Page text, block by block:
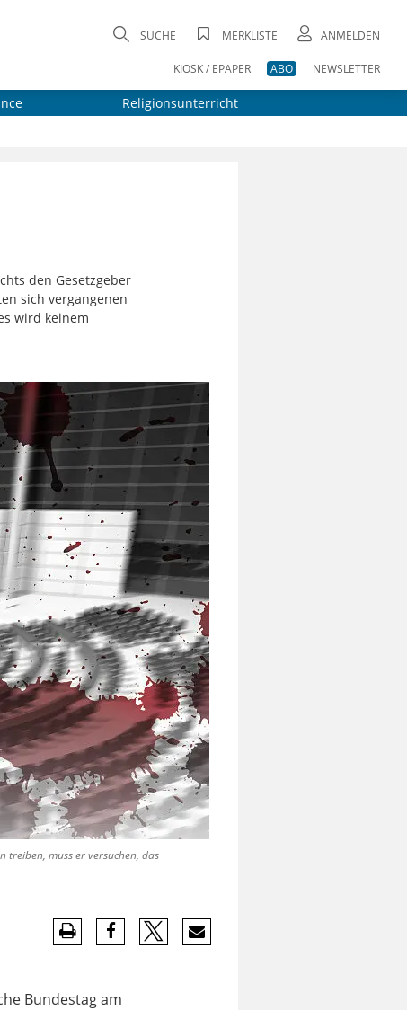
SUCHE MERKLISTE ANMELDEN
KIOSK / EPAPER ABO NEWSLETTER
Religionsunterricht
den Gesetzgeber
sich vergangenen
wird keinem
treiben, muss er versuchen, das
Bundestag am